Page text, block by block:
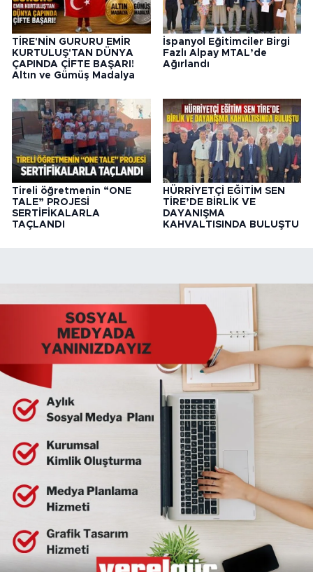
TİRE'NİN GURURU EMİR
KURTULUŞ'TAN DÜNYA
ÇAPINDA ÇİFTE BAŞARI!
Altın ve Gümüş Madalya
İspanyol Eğitimciler Birgi
Fazlı Alpay MTAL’de
Ağırlandı
Tireli öğretmenin “ONE
TALE” PROJESİ
SERTİFİKALARLA
TAÇLANDI
HÜRRİYETÇİ EĞİTİM SEN
TİRE’DE BİRLİK VE
DAYANIŞMA
KAHVALTISINDA BULUŞTU